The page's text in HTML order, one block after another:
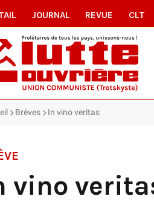
JOURNAL REVUE CLT
Brèves In vino veritas
vino